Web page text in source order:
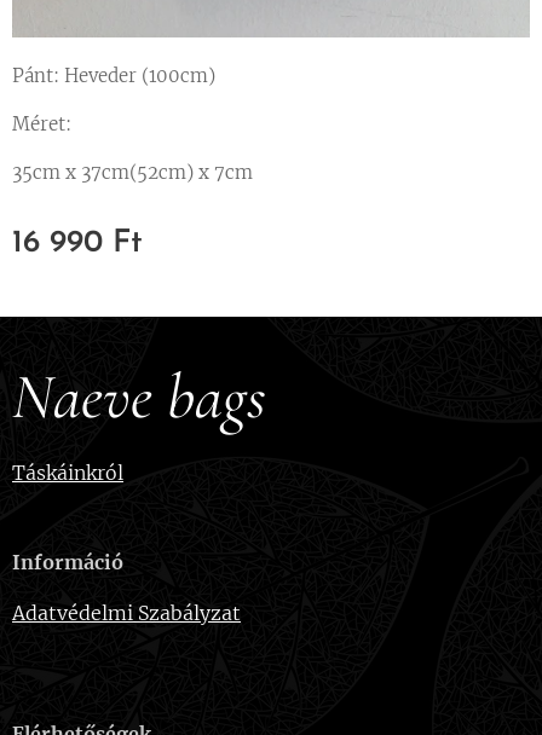
Pánt: Heveder (100cm)
Méret:
35cm x 37cm(52cm) x 7cm
16 990 Ft
Naeve bags
Táskáinkról
Információ
Adatvédelmi Szabályzat